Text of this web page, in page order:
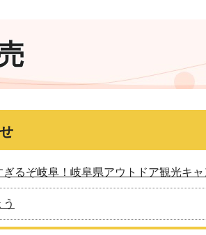
るぞ岐阜！岐阜県アウトドア観光キ